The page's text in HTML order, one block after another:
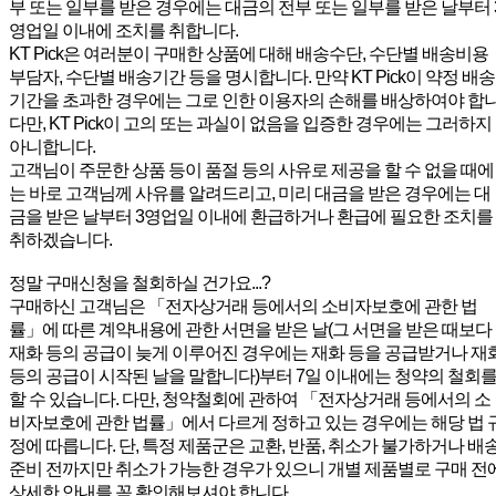
부 또는 일부를 받은 경우에는 대금의 전부 또는 일부를 받은 날부터
영업일 이내에 조치를 취합니다.
KT Pick은 여러분이 구매한 상품에 대해 배송수단, 수단별 배송비용
부담자, 수단별 배송기간 등을 명시합니다. 만약 KT Pick이 약정 배송
기간을 초과한 경우에는 그로 인한 이용자의 손해를 배상하여야 합
다만, KT Pick이 고의 또는 과실이 없음을 입증한 경우에는 그러하지
아니합니다.
고객님이 주문한 상품 등이 품절 등의 사유로 제공을 할 수 없을 때에
는 바로 고객님께 사유를 알려드리고, 미리 대금을 받은 경우에는 대
금을 받은 날부터 3영업일 이내에 환급하거나 환급에 필요한 조치를
취하겠습니다.
정말 구매신청을 철회하실 건가요...?
구매하신 고객님은 「전자상거래 등에서의 소비자보호에 관한 법
률」에 따른 계약내용에 관한 서면을 받은 날(그 서면을 받은 때보다
재화 등의 공급이 늦게 이루어진 경우에는 재화 등을 공급받거나 재
등의 공급이 시작된 날을 말합니다)부터 7일 이내에는 청약의 철회를
할 수 있습니다. 다만, 청약철회에 관하여 「전자상거래 등에서의 소
비자보호에 관한 법률」에서 다르게 정하고 있는 경우에는 해당 법
정에 따릅니다. 단, 특정 제품군은 교환, 반품, 취소가 불가하거나 배
준비 전까지만 취소가 가능한 경우가 있으니 개별 제품별로 구매 전